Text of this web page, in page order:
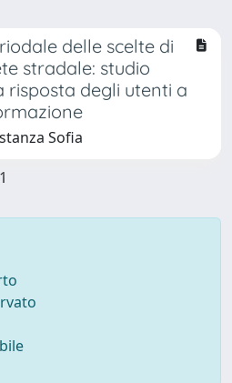
delle scelte di
stradale: studio
risposta degli utenti a
Sofia